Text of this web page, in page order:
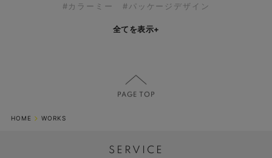
#カラーミー
#パッケージデザイン
全てを表示+
HOME WORKS
SERVICE